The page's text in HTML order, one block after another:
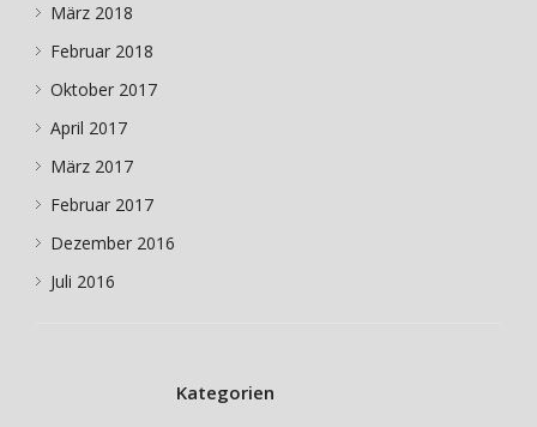
März 2018
Februar 2018
Oktober 2017
April 2017
März 2017
Februar 2017
Dezember 2016
Juli 2016
Kategorien